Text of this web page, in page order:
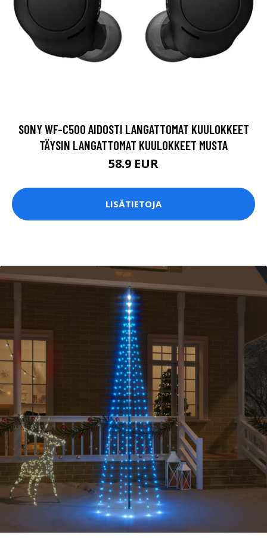
SONY WF-C500 AIDOSTI LANGATTOMAT KUULOKKEET
TÄYSIN LANGATTOMAT KUULOKKEET MUSTA
58.9 EUR
LISÄTIETOJA